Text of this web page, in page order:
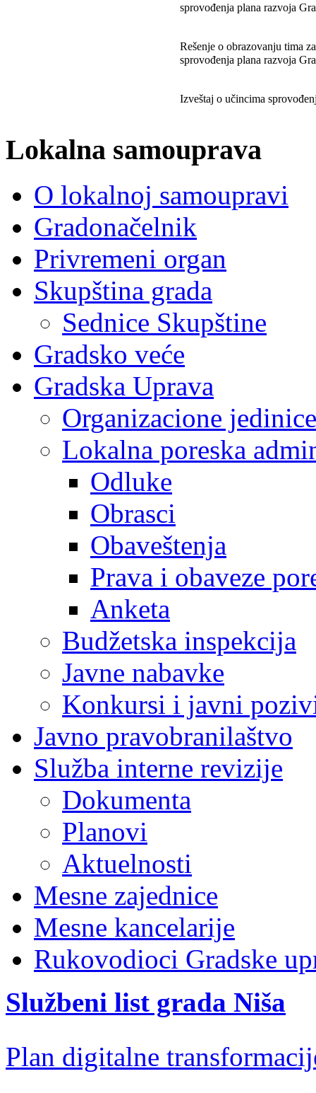
sprovođenja plana razvoja
Rešenje o obrazovanju tima
sprovođenja plana razvoja
Izveštaj o učincima
Lokalna samouprava
O lokalnoj samoupravi
Gradonačelnik
Privremeni organ
Skupština grada
Sednice Skupštine
Gradsko veće
Gradska Uprava
Organizacione jedinice
Lokalna poreska
Odluke
Obrasci
Obaveštenja
Prava i obaveze
Anketa
Budžetska inspekcija
Javne nabavke
Konkursi i javni
Javno pravobranilaštvo
Služba interne revizije
Dokumenta
Planovi
Aktuelnosti
Mesne zajednice
Mesne kancelarije
Rukovodioci Gradske
Službeni list grada Niša
Plan digitalne